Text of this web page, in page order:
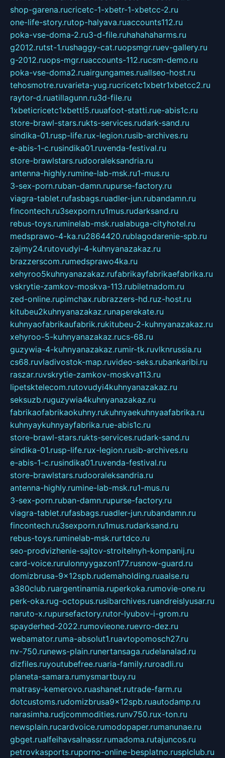
shop-garena.rucricetc-1-xbetr-1-xbetcc-2.ru
one-life-story.rutop-halyava.ruaccounts112.ru
poka-vse-doma-2.ru3-d-file.ruhahahaharms.ru
g2012.rutst-1.rushaggy-cat.ruopsmgr.ruev-gallery.ru
g-2012.ruops-mgr.ruaccounts-112.rucsm-demo.ru
poka-vse-doma2.ruairgungames.ruallseo-host.ru
tehosmotre.ruvarieta-yug.rucricetc1xbetr1xbetcc2.ru
raytor-d.ruatillagunn.ru3d-file.ru
1xbeticricetc1xbetti5.ruuafoot-statti.rue-abis1c.ru
store-brawl-stars.rukts-services.rudark-sand.ru
sindika-01.rusp-life.rux-legion.rusib-archives.ru
e-abis-1-c.rusindika01.ruvenda-festival.ru
store-brawlstars.rudooraleksandria.ru
antenna-highly.rumine-lab-msk.ru1-mus.ru
3-sex-porn.ruban-damn.rupurse-factory.ru
viagra-tablet.rufasbags.ruadler-jun.rubandamn.ru
fincontech.ru3sexporn.ru1mus.rudarksand.ru
rebus-toys.ruminelab-msk.rualabuga-cityhotel.ru
medsprawo-4-ka.ru2864420.rublagodarenie-spb.ru
zajmy24.rutovudyi-4-kuhnyanazakaz.ru
brazzerscom.rumedsprawo4ka.ru
xehyroo5kuhnyanazakaz.rufabrikayfabrikaefabrika.ru
vskrytie-zamkov-moskva-113.rubiletnadom.ru
zed-online.rupimchax.rubrazzers-hd.ruz-host.ru
kitubeu2kuhnyanazakaz.runaperekate.ru
kuhnyaofabrikaufabrik.rukitubeu-2-kuhnyanazakaz.ru
xehyroo-5-kuhnyanazakaz.rucs-68.ru
guzywia-4-kuhnyanazakaz.rumir-tk.ruvlknrussia.ru
cs68.ruvladivostok-map.ruvideo-seks.rubankaribi.ru
raszar.ruvskrytie-zamkov-moskva113.ru
lipetsktelecom.rutovudyi4kuhnyanazakaz.ru
seksuzb.ruguzywia4kuhnyanazakaz.ru
fabrikaofabrikaokuhny.rukuhnyaekuhnyaafabrika.ru
kuhnyaykuhnyayfabrika.rue-abis1c.ru
store-brawl-stars.rukts-services.rudark-sand.ru
sindika-01.rusp-life.rux-legion.rusib-archives.ru
e-abis-1-c.rusindika01.ruvenda-festival.ru
store-brawlstars.rudooraleksandria.ru
antenna-highly.rumine-lab-msk.ru1-mus.ru
3-sex-porn.ruban-damn.rupurse-factory.ru
viagra-tablet.rufasbags.ruadler-jun.rubandamn.ru
fincontech.ru3sexporn.ru1mus.rudarksand.ru
rebus-toys.ruminelab-msk.rurtdco.ru
seo-prodvizhenie-sajtov-stroitelnyh-kompanij.ru
card-voice.rurulonnyygazon177.rusnow-guard.ru
domizbrusa-9x12spb.rudemaholding.ruaalse.ru
a380club.ruargentinamia.ruperkoka.rumovie-one.ru
perk-oka.rug-octopus.rusibarchives.ruandreislyusar.ru
naruto-x.rupursefactory.rutor-lyubov-i-grom.ru
spayderhed-2022.rumovieone.ruevro-dez.ru
webamator.ruma-absolut1.ruavtopomosch27.ru
nv-750.runews-plain.runertansaga.rudelanalad.ru
dizfiles.ruyoutubefree.ruaria-family.ruroadli.ru
planeta-samara.rumysmartbuy.ru
matrasy-kemerovo.ruashanet.rutrade-farm.ru
dotcustoms.rudomizbrusa9x12spb.ruautodamp.ru
narasimha.rudjcommodities.runv750.rux-ton.ru
newsplain.rucardvoice.rumodopaper.rumanunae.ru
gbget.rualfeihavsalnassr.rumadoma.rutajuncos.ru
petrovkasports.ruporno-online-besplatno.rusplclub.ru